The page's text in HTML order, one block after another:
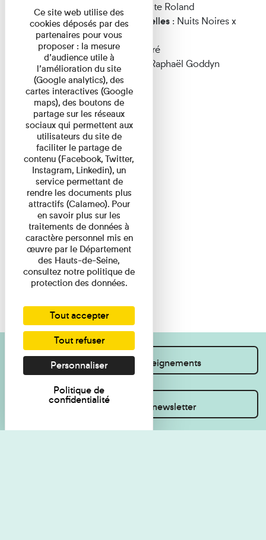
Graphisme et illustration :
Bénédicte Roland
Productions sonores et audiovisuelles : Nuits Noires x
Bachibouzouk
Conception lumière :Patrick Mouré
Bande son :Joris de la Pallière et Raphaël Goddyn
Je souhaite des renseignements
Inscrivez-vous à la newsletter
Ce site web utilise des
cookies déposés par des
partenaires pour vous
proposer : la mesure
d’audience utile à
l’amélioration du site
(Google analytics), des
cartes interactives (Google
maps), des boutons de
partage sur les réseaux
sociaux qui permettent aux
utilisateurs du site de
faciliter le partage de
contenu (Facebook, Twitter,
Instagram, Linkedin), un
service permettant de
rendre les documents plus
attractifs (Calameo). Pour
en savoir plus sur les
traitements de données à
caractère personnel mis en
œuvre par le Département
des Hauts-de-Seine,
consultez notre politique de
protection des données.
Tout accepter
Tout refuser
Personnaliser
Politique de
confidentialité